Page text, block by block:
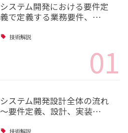
システム開発における要件定
義で定義する業務要件、…
技術解説
01
システム開発設計全体の流れ
～要件定義、設計、実装…
技術解説